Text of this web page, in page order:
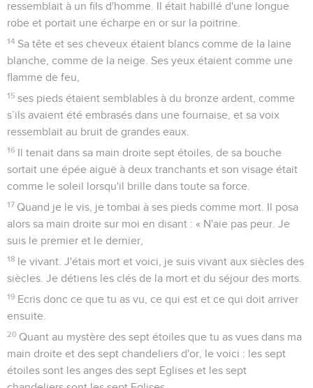
ressemblait à un fils d'homme. Il était habillé d'une longue
robe et portait une écharpe en or sur la poitrine.
14 Sa tête et ses cheveux étaient blancs comme de la laine
blanche, comme de la neige. Ses yeux étaient comme une
flamme de feu,
15 ses pieds étaient semblables à du bronze ardent, comme
s’ils avaient été embrasés dans une fournaise, et sa voix
ressemblait au bruit de grandes eaux.
16 Il tenait dans sa main droite sept étoiles, de sa bouche
sortait une épée aiguë à deux tranchants et son visage était
comme le soleil lorsqu'il brille dans toute sa force.
17 Quand je le vis, je tombai à ses pieds comme mort. Il posa
alors sa main droite sur moi en disant : « N'aie pas peur. Je
suis le premier et le dernier,
18 le vivant. J'étais mort et voici, je suis vivant aux siècles des
siècles. Je détiens les clés de la mort et du séjour des morts.
19 Ecris donc ce que tu as vu, ce qui est et ce qui doit arriver
ensuite.
20 Quant au mystère des sept étoiles que tu as vues dans ma
main droite et des sept chandeliers d'or, le voici : les sept
étoiles sont les anges des sept Eglises et les sept